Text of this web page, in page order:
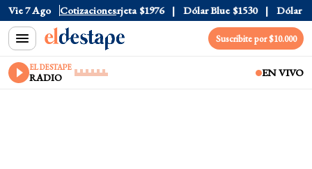
Vie 7 Ago Cotizaciones
$1520 Dólar Tarjeta $1976 Dólar Blue $1530 Dólar
Suscribite por $10.000
EL DESTAPE
RADIO EN VIVO